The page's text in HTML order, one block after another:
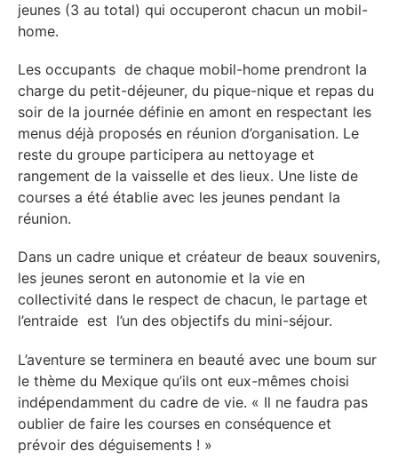
jeunes (3 au total) qui occuperont chacun un mobil-
home.
Les occupants de chaque mobil-home prendront la
charge du petit-déjeuner, du pique-nique et repas du
soir de la journée définie en amont en respectant les
menus déjà proposés en réunion d’organisation. Le
reste du groupe participera au nettoyage et
rangement de la vaisselle et des lieux. Une liste de
courses a été établie avec les jeunes pendant la
réunion.
Dans un cadre unique et créateur de beaux souvenirs,
les jeunes seront en autonomie et la vie en
collectivité dans le respect de chacun, le partage et
l’entraide est l’un des objectifs du mini-séjour.
L’aventure se terminera en beauté avec une boum sur
le thème du Mexique qu’ils ont eux-mêmes choisi
indépendamment du cadre de vie. « Il ne faudra pas
oublier de faire les courses en conséquence et
prévoir des déguisements ! »